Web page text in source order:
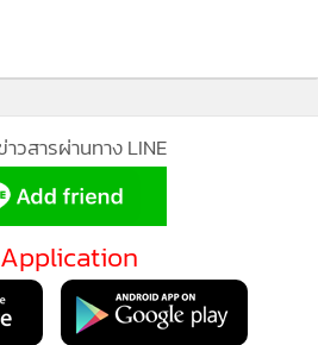
วสารผ่านทาง LINE